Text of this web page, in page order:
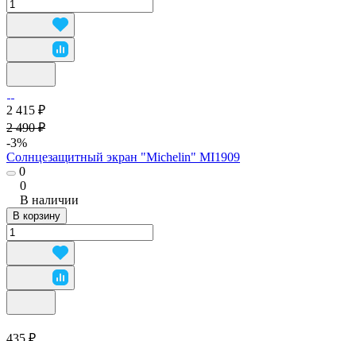
2 415 ₽
2 490 ₽
-3%
Солнцезащитный экран "Michelin" MI1909
0
0
В наличии
В корзину
435 ₽